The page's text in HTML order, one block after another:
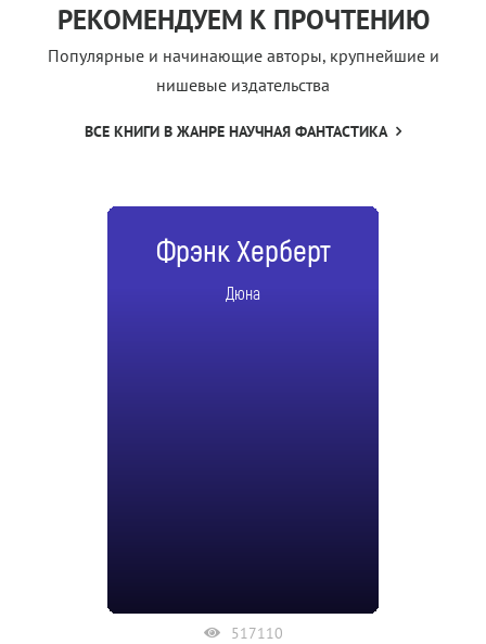
РЕКОМЕНДУЕМ К ПРОЧТЕНИЮ
Популярные и начинающие авторы, крупнейшие и
нишевые издательства
ВСЕ КНИГИ В ЖАНРЕ НАУЧНАЯ ФАНТАСТИКА
Фрэнк Херберт
Дюна
517110